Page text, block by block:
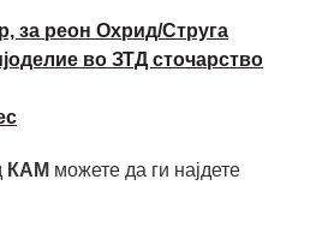
за реон Охрид/Струга
во ЗТД сточарство
КАМ можете да ги најдете